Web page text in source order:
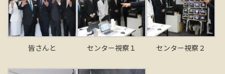
皆さんと センター視察１ センター視察２